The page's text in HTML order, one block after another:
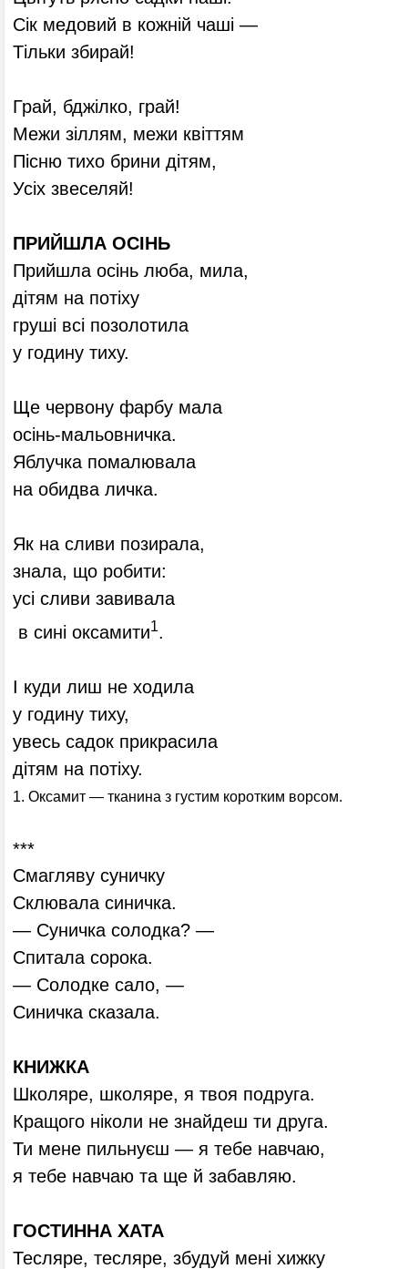
Сік медовий в кожній чаші —
Тільки збирай!
Грай, бджілко, грай!
Межи зіллям, межи квіттям
Пісню тихо брини дітям,
Усіх звеселяй!
ПРИЙШЛА ОСІНЬ
Прийшла осінь люба, мила,
дітям на потіху
груші всі позолотила
у годину тиху.
Ще червону фарбу мала
осінь-мальовничка.
Яблучка помалювала
на обидва личка.
Як на сливи позирала,
знала, що робити:
усі сливи завивала
в сині оксамити1.
І куди лиш не ходила
у годину тиху,
увесь садок прикрасила
дітям на потіху.
1. Оксамит — тканина з густим коротким ворсом.
***
Смагляву суничку
Склювала синичка.
— Суничка солодка? —
Спитала сорока.
— Солодке сало, —
Синичка сказала.
КНИЖКА
Школяре, школяре, я твоя подруга.
Кращого ніколи не знайдеш ти друга.
Ти мене пильнуєш — я тебе навчаю,
я тебе навчаю та ще й забавляю.
ГОСТИННА ХАТА
Тесляре, тесляре, збудуй мені хижку